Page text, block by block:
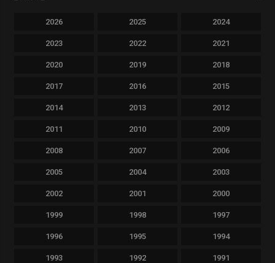
2026 2025 2024
2023 2022 2021
2020 2019 2018
2017 2016 2015
2014 2013 2012
2011 2010 2009
2008 2007 2006
2005 2004 2003
2002 2001 2000
1999 1998 1997
1996 1995 1994
1993 1992 1991